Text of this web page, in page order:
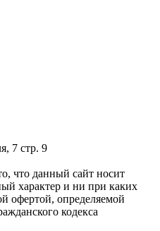
7 стр. 9
что данный сайт носит
характер и ни при каких
офертой, определяемой
кодекса